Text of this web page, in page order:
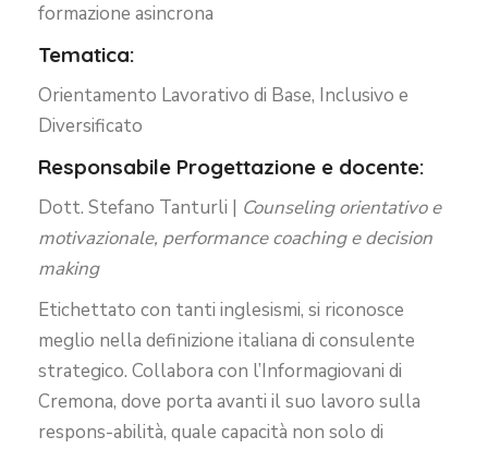
formazione asincrona
Tematica:
Orientamento Lavorativo di Base, Inclusivo e
Diversificato
Responsabile Progettazione e docente:
Dott. Stefano Tanturli | Counseling orientativo e
motivazionale, performance coaching e decision
making
Etichettato con tanti inglesismi, si riconosce
meglio nella definizione italiana di consulente
strategico. Collabora con l’Informagiovani di
Cremona, dove porta avanti il suo lavoro sulla
respons-abilità, quale capacità non solo di